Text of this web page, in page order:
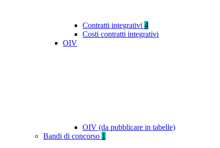
Contratti integrativi 4
Costi contratti integrativi
OIV
OIV (da pubblicare in tabelle)
Bandi di concorso 1